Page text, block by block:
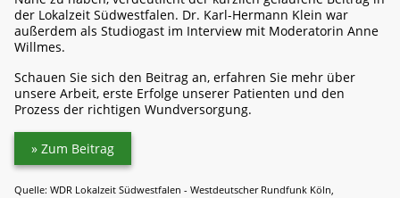
der Lokal­zeit Süd­west­falen. Dr. Karl-Hermann Klein war
außerdem als Studio­gast im Interview mit Modera­torin Anne
Willmes.
Schauen Sie sich den Bei­trag an, erfahren Sie mehr über
unsere Arbeit, erste Er­folge unserer Patienten und den
Prozess der richtigen Wund­ver­sorgung.
Zum Beitrag
Quelle: WDR Lokalzeit Südwestfalen - Westdeutscher Rundfunk Köln,